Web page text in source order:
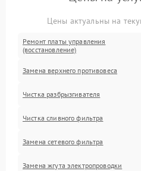
Цены актуальны на
Ремонт платы управления
(восстановление)
Замена верхнего противовеса
Чистка разбрызгивателя
Чистка сливного фильтра
Замена сетевого фильтра
Замена жгута электропроводки